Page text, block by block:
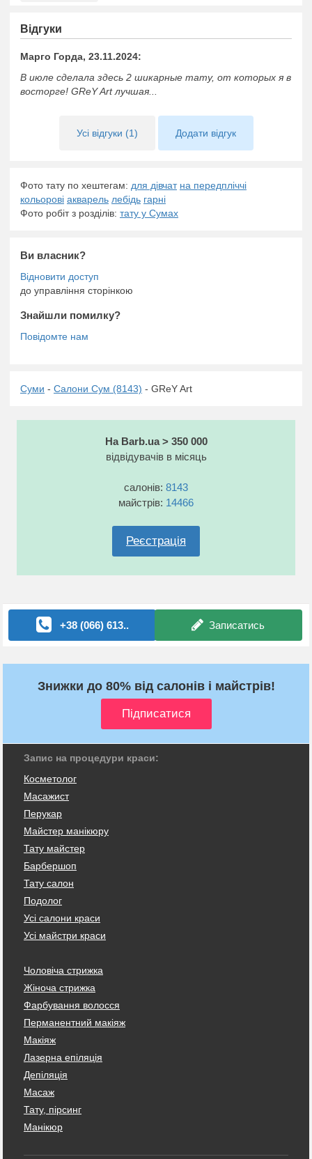
Відгуки
Марго Горда, 23.11.2024:
В июле сделала здесь 2 шикарные тату, от которых я в
восторге! GReY Art лучшая...
Усі відгуки (1) Додати відгук
Фото тату по хештегам: для дівчат на передпліччі
кольорові акварель лебідь гарні
Фото робіт з розділів: тату у Сумах
Ви власник?
до управління сторінкою
Знайшли помилку?
Суми - Салони Сум (8143) - GReY Art
На Barb.ua > 350 000
відвідувачів в місяць
салонів: 8143
майстрів: 14466
Реєстрація
+38 (066) 613.. Записатись
Знижки до 80% від салонів і майстрів!
Запис на процедури краси:
Косметолог
Масажист
Перукар
Майстер манікюру
Тату майстер
Барбершоп
Тату салон
Подолог
Усі салони краси
Усі майстри краси
Чоловіча стрижка
Жіноча стрижка
Фарбування волосся
Перманентний макіяж
Макіяж
Лазерна епіляція
Депіляція
Масаж
Тату, пірсинг
Манікюр